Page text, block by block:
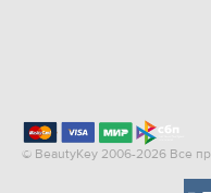
© BeautyKey 2006-2026 Все